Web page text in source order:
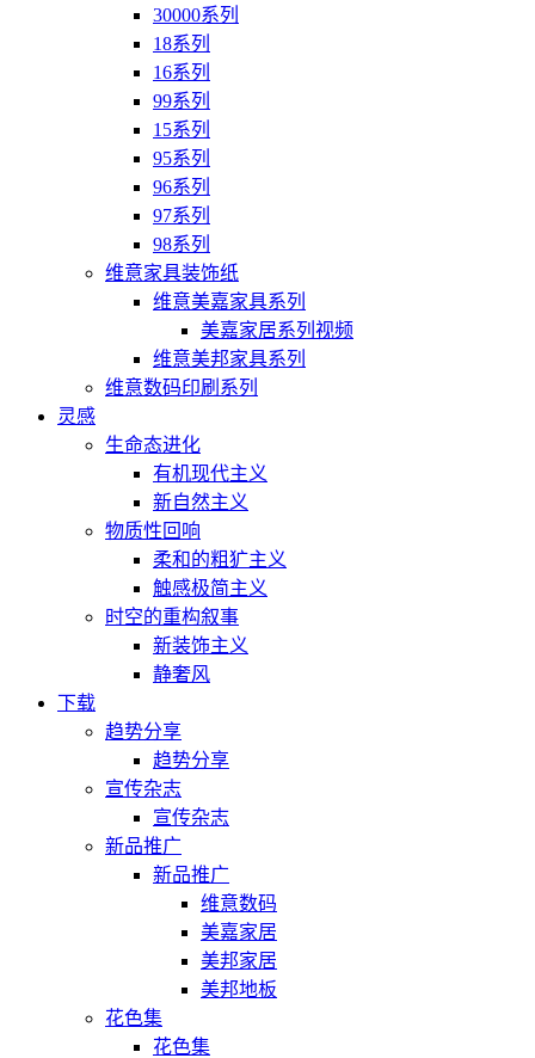
30000系列
18系列
16系列
99系列
15系列
95系列
96系列
97系列
98系列
维意家具装饰纸
维意美嘉家具系列
美嘉家居系列视频
维意美邦家具系列
维意数码印刷系列
灵感
生命态进化
有机现代主义
新自然主义
物质性回响
柔和的粗犷主义
触感极简主义
时空的重构叙事
新装饰主义
静奢风
下载
趋势分享
趋势分享
宣传杂志
宣传杂志
新品推广
新品推广
维意数码
美嘉家居
美邦家居
美邦地板
花色集
花色集